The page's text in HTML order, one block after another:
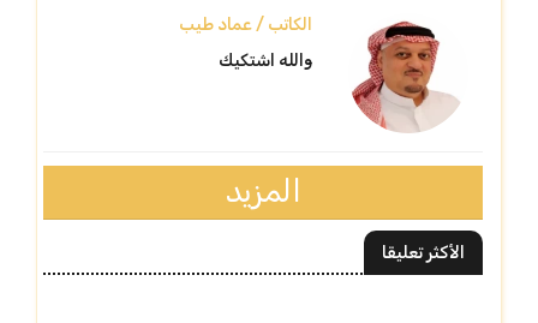
الكاتب / عماد طيب
والله اشتكيك
المزيد
الأكثر تعليقا